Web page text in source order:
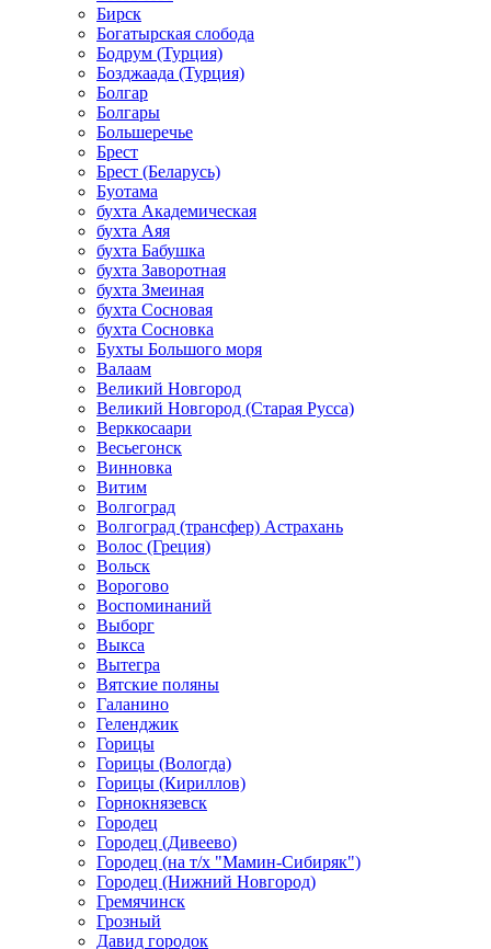
Бирск
Богатырская слобода
Бодрум (Турция)
Бозджаада (Турция)
Болгар
Болгары
Большеречье
Брест
Брест (Беларусь)
Буотама
бухта Академическая
бухта Аяя
бухта Бабушка
бухта Заворотная
бухта Змеиная
бухта Сосновая
бухта Сосновка
Бухты Большого моря
Валаам
Великий Новгород
Великий Новгород (Старая Русса)
Верккосаари
Весьегонск
Винновка
Витим
Волгоград
Волгоград (трансфер) Астрахань
Волос (Греция)
Вольск
Ворогово
Воспоминаний
Выборг
Выкса
Вытегра
Вятские поляны
Галанино
Геленджик
Горицы
Горицы (Вологда)
Горицы (Кириллов)
Горнокнязевск
Городец
Городец (Дивеево)
Городец (на т/х "Мамин-Сибиряк")
Городец (Нижний Новгород)
Гремячинск
Грозный
Давид городок